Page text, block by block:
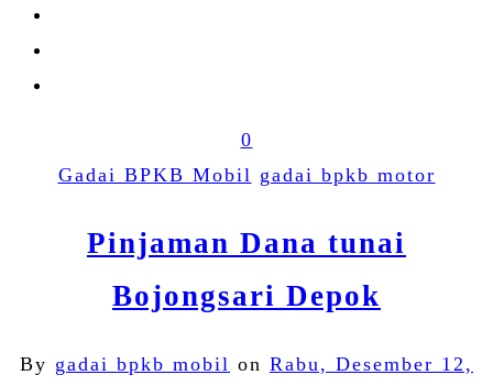
0
Gadai BPKB Mobil gadai bpkb motor
Pinjaman Dana tunai
Bojongsari Depok
By gadai bpkb mobil on Rabu, Desember 12,